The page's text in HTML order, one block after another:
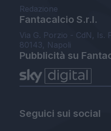
Redazione
Fantacalcio S.r.l.
Via G. Porzio - CdN, Is.
80143, Napoli
Pubblicità su
Seguici sui social